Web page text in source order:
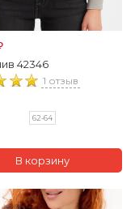
42346
1 отзыв
62-64